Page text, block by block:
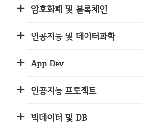
암호화폐 및 블록체인
인공지능 및 데이터과학
App Dev
인공지능 프로젝트
빅데이터 및 DB